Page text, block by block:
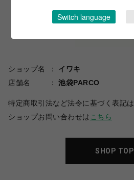
ショップ名
イワキ
店舗名
池袋PARCO
特定商取引法など法令に基づく表記は
ショップお問い合わせは こちら
SHOP TOP
Switch language